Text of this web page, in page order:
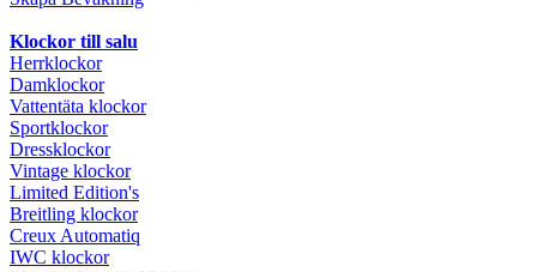
Klockor till salu
Herrklockor
Damklockor
Vattentäta klockor
Sportklockor
Dressklockor
Vintage klockor
Limited Edition's
Breitling klockor
Creux Automatiq
IWC klockor